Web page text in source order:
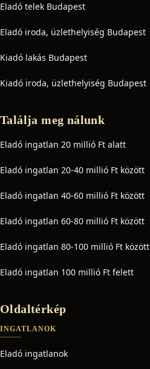
Eladó telek Budapest
Eladó iroda, üzlethelyiség Budapest
Kiadó lakás Budapest
Kiadó iroda, üzlethelyiség Budapest
Találja meg nálunk
Eladó ingatlan 20 millió Ft alatt
Eladó ingatlan 20-40 millió Ft között
Eladó ingatlan 40-60 millió Ft között
Eladó ingatlan 60-80 millió Ft között
Eladó ingatlan 80-100 millió Ft között
Eladó ingatlan 100 millió Ft felett
Oldaltérkép
INGATLANOK
Eladó ingatlanok